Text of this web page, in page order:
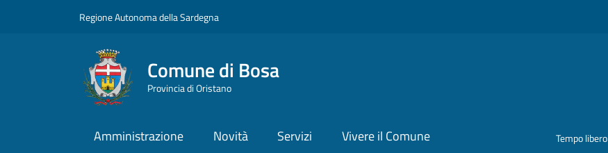
Regione Autonoma della Sardegna
Comune di Bosa
Provincia di Oristano
Amministrazione Novità Servizi Vivere il Comune Tempo libero